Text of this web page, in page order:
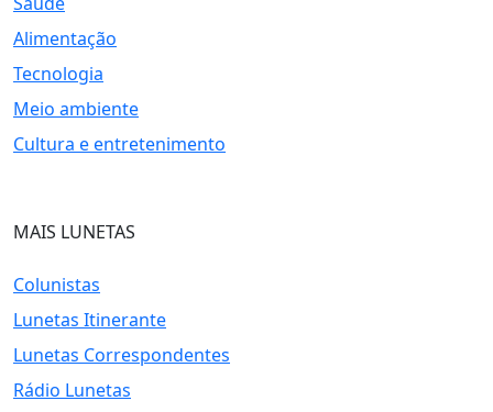
Alimentação
Tecnologia
Meio ambiente
Cultura e entretenimento
MAIS LUNETAS
Colunistas
Lunetas Itinerante
Lunetas Correspondentes
Rádio Lunetas